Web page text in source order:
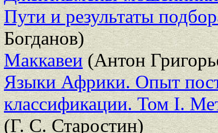
Пути и результаты
Богданов)
Маккавеи(Антон
Языки Африки. Опыт
классификации. Том I.
(Г. С. Старостин)